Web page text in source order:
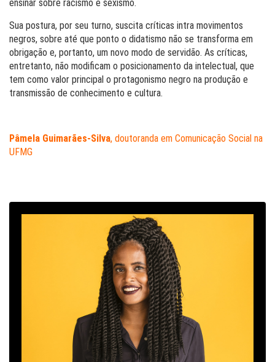
ensinar sobre racismo e sexismo.
Sua postura, por seu turno, suscita críticas intra movimentos
negros, sobre até que ponto o didatismo não se transforma em
obrigação e, portanto, um novo modo de servidão. As críticas,
entretanto, não modificam o posicionamento da intelectual, que
tem como valor principal o protagonismo negro na produção e
transmissão de conhecimento e cultura.
Pâmela Guimarães-Silva, doutoranda em Comunicação Social na
UFMG